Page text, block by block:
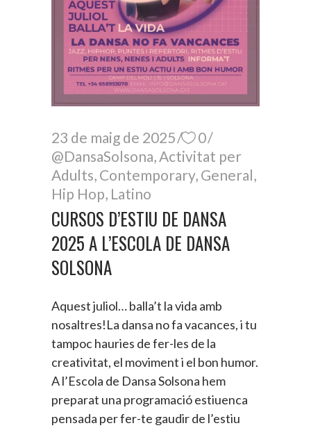
23 de maig de 2025
0
@DansaSolsona, Activitat per
Adults, Contemporary, General,
Hip Hop, Latino
CURSOS D’ESTIU DE DANSA
2025 A L’ESCOLA DE DANSA
SOLSONA
Aquest juliol… balla’t la vida amb
nosaltres!La dansa no fa vacances, i tu
tampoc hauries de fer-les de la
creativitat, el moviment i el bon humor.
A l’Escola de Dansa Solsona hem
preparat una programació estiuenca
pensada per fer-te gaudir de l’estiu